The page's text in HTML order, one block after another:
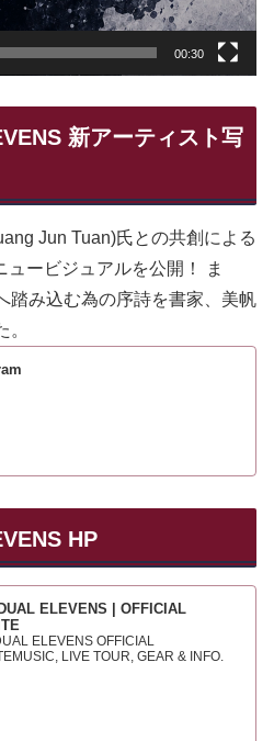
00:30
新アーティスト写
Jun Tuan)氏との共創による
ュービジュアルを公開！ ま
踏み込む為の序詩を書家、美帆
HP
ELEVENS | OFFICIAL
ELEVENS OFFICIAL
LIVE TOUR, GEAR & INFO.